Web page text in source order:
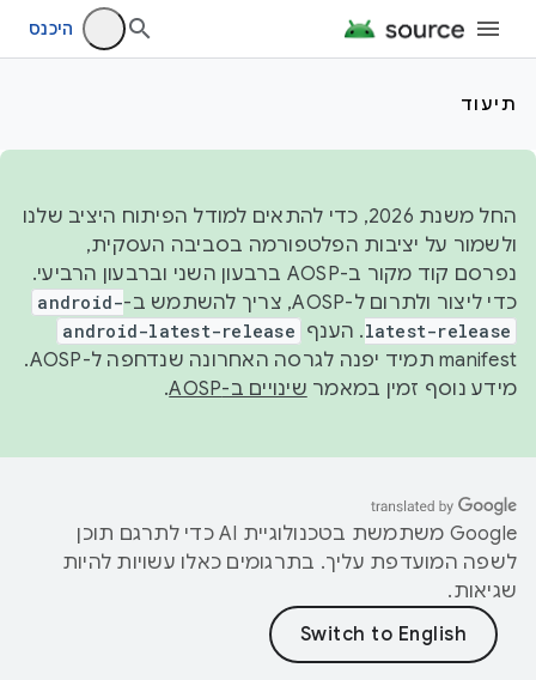
היכנס
תיעוד
החל משנת 2026, כדי להתאים למודל הפיתוח היציב שלנו
ולשמור על יציבות הפלטפורמה בסביבה העסקית,
נפרסם קוד מקור ב-AOSP ברבעון השני וברבעון הרביעי.
כדי ליצור ולתרום ל-AOSP, צריך להשתמש ב-
android-
latest-release. הענף android-latest-release
manifest תמיד יפנה לגרסה האחרונה שנדחפה ל-AOSP.
מידע נוסף זמין במאמר שינויים ב-AOSP .
‫Google משתמשת בטכנולוגיית AI כדי לתרגם תוכן
לשפה המועדפת עליך. בתרגומים כאלו עשויות להיות
שגיאות.